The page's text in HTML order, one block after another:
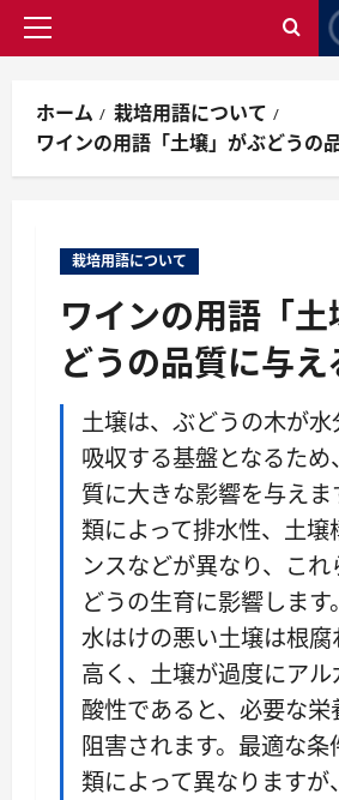
メ
メ
ニ
ュ
ホーム
栽培用語について
ワインの用語「土壌」がぶどうの
栽培用語について
ワインの用語「
どうの品質に与え
土壌は、ぶどうの木が
吸収する基盤となるた
質に大きな影響を与え
類によって排水性、土壌
ンスなどが異なり、こ
どうの生育に影響します
水はけの悪い土壌は根
高く、土壌が過度にア
酸性であると、必要な
阻害されます。最適な
類によって異なりますが